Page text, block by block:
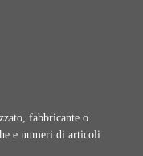
fabbricante o
e numeri di articoli